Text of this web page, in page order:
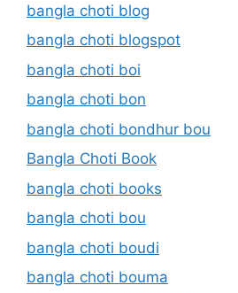
bangla choti blog
bangla choti blogspot
bangla choti boi
bangla choti bon
bangla choti bondhur bou
Bangla Choti Book
bangla choti books
bangla choti bou
bangla choti boudi
bangla choti bouma